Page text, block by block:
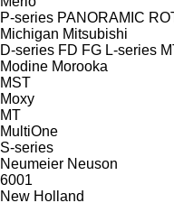
P-series PANORAMIC
Michigan Mitsubishi
D-series FD FG L-series
Modine Morooka
MST
Moxy
MT
MultiOne
S-series
Neumeier Neuson
6001
New Holland